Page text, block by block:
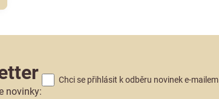
novinky:
Chci se přihlásit k odběru novinek e-mailem